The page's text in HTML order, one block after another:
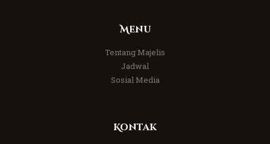
Menu
Tentang Majelis
Jadwal
Sosial Media
Kontak